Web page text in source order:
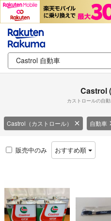
Castrol
カストロールの自
Castrol（カストロール） 自動車
販売中のみ おすすめ順